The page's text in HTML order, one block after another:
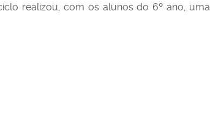
realizou, com os alunos do 6º ano, uma